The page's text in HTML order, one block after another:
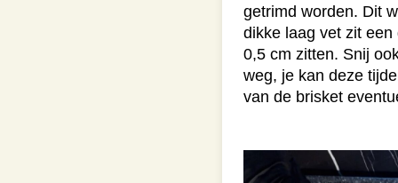
getrimd worden. Dit
dikke laag vet zit
0,5 cm zitten. Snij
weg, je kan deze
van de brisket